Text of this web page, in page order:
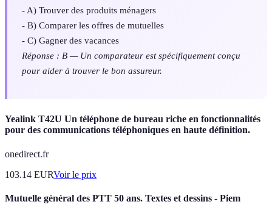
- A) Trouver des produits ménagers
- B) Comparer les offres de mutuelles
- C) Gagner des vacances
Réponse : B — Un comparateur est spécifiquement conçu
pour aider à trouver le bon assureur.
Yealink T42U Un téléphone de bureau riche en fonctionnalités
pour des communications téléphoniques en haute définition.
onedirect.fr
103.14 EURVoir le prix
Mutuelle général des PTT 50 ans. Textes et dessins - Piem